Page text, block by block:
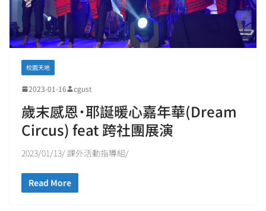
校園天地
2023-01-16 cgust
歲末感恩˙耶誕暖心嘉年華(Dream
Circus) feat 跨社團展演
2023/01/13/ 課外活動指導組/
Read More